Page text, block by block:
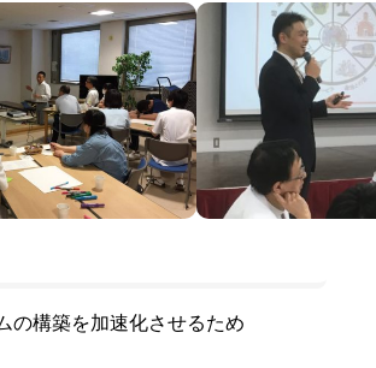
の構築を加速化させるため